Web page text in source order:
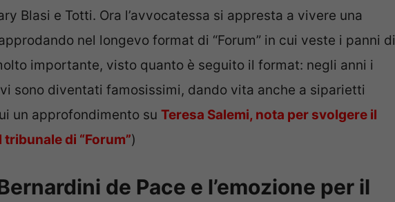
Blasi e Totti. Ora l’avvocatessa si appresta a vivere una
nel longevo format di “Forum” in cui veste i panni di
importante, visto quanto è seguito il format: negli anni i
sono diventati famosissimi, dando vita anche a siparietti
un approfondimento su Teresa Salemi, nota per svolgere il
di “Forum”)
de Pace e l’emozione per il